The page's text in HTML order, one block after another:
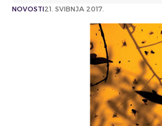
NOVOSTI21. SVIBNJA 2017.